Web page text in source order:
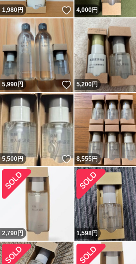
1,980円 いいね！
4,000円
5,990円 いいね！
5,200円
5,500円 いいね！
8,555円
2,790 円 1,598円